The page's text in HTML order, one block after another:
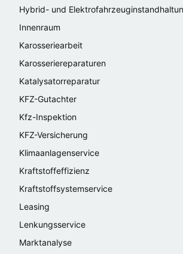
Hybrid- und
Innenraum
Karosseriearbeit
Karosseriereparaturen
Katalysatorreparatur
KFZ-Gutachter
Kfz-Inspektion
KFZ-Versicherung
Klimaanlagenservice
Kraftstoffeffizienz
Kraftstoffsystemservice
Leasing
Lenkungsservice
Marktanalyse